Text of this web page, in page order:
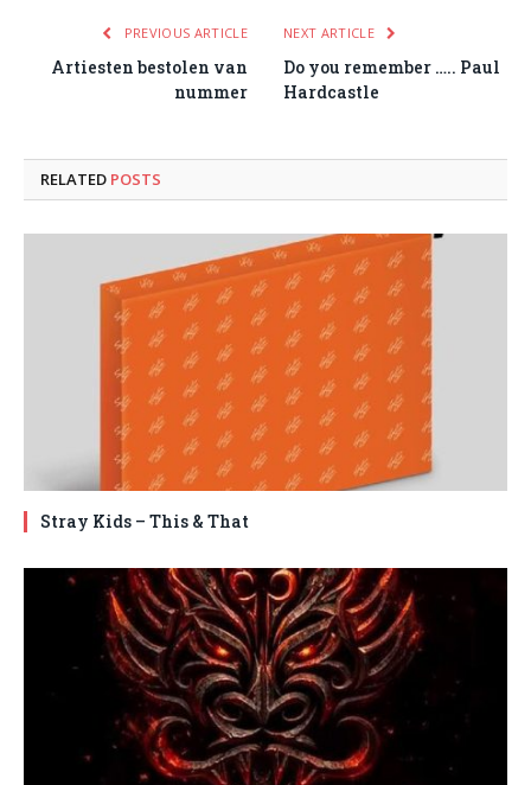
PREVIOUS ARTICLE
Artiesten bestolen van
nummer
NEXT ARTICLE
Do you remember ….. Paul
Hardcastle
RELATED POSTS
Stray Kids – This & That